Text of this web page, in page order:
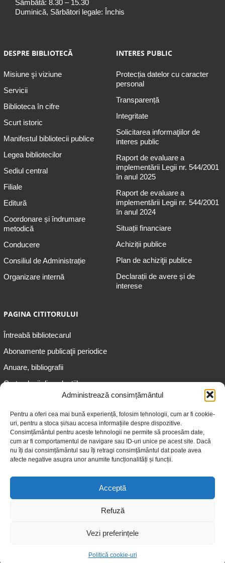
Administrează consimțământul
Pentru a oferi cea mai bună experiență, folosim tehnologii, cum ar fi cookie-
uri, pentru a stoca și/sau accesa informațiile despre dispozitive.
Consimțământul pentru aceste tehnologii ne permite să procesăm date,
cum ar fi comportamentul de navigare sau ID-uri unice pe acest site. Dacă
nu îți dai consimțământul sau îți retragi consimțământul dat poate avea
afecte negative asupra unor anumite funcționalități și funcții.
Acceptă
Refuză
Vezi preferințele
Politică cookie-uri
Sâmbătă: 8.30 – 15.30
Duminică, Sărbători legale: Închis
DESPRE BIBLIOTECĂ
Misiune şi viziune
Servicii
Biblioteca în cifre
Scurt istoric
Manifestul bibliotecii publice
Legea bibliotecilor
Sediul central
Filiale
Editură
Coordonare și îndrumare
metodică
Conducere
Consiliul de Administrație
Organizare internă
INTERES PUBLIC
Protecția datelor cu caracter
personal
Transparență
Integritate
Solicitarea informaţiilor de
interes public
Raport de evaluare a
implementării Legii nr. 544/2001
în anul 2025
Raport de evaluare a
implementării Legii nr. 544/2001
în anul 2024
Situații financiare
Achiziții publice
Plan de achiziţii publice
Declarații de avere și de
interese
PAGINA CITITORULUI
Întreabă bibliotecarul
Abonamente publicaţii periodice
Anuare, bibliografii
Cartea lunii din colecțiile
Informații pentru adolescenți
Informații pentru adulți
Informații pentru seniori
© 2026 Biblioteca Judeţeană „Gheorghe Asachi” Iaşi